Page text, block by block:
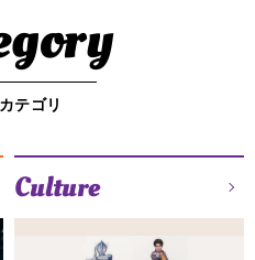
テゴリ
Culture